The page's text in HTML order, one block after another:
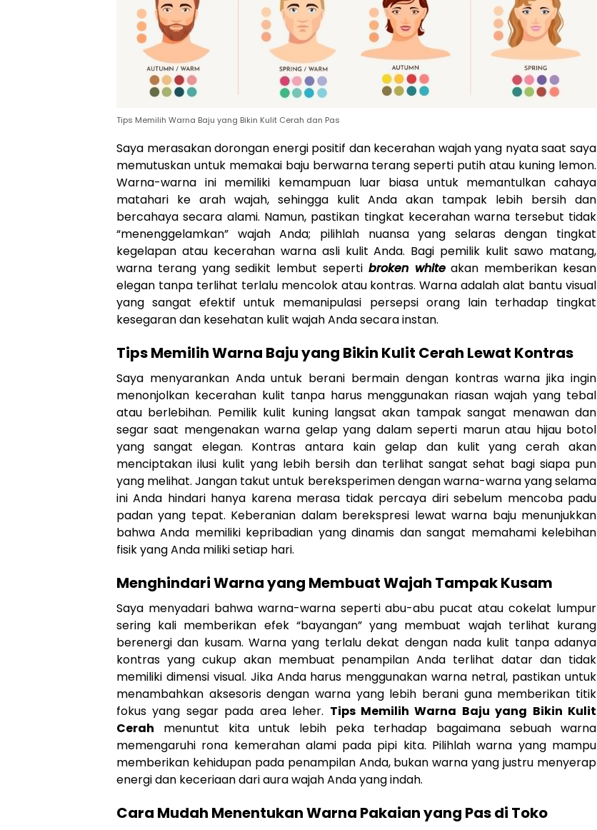
Tips Memilih Warna Baju yang Bikin Kulit Cerah dan Pas
Saya merasakan dorongan energi positif dan kecerahan wajah yang nyata saat saya
memutuskan untuk memakai baju berwarna terang seperti putih atau kuning lemon.
Warna-warna ini memiliki kemampuan luar biasa untuk memantulkan cahaya
matahari ke arah wajah, sehingga kulit Anda akan tampak lebih bersih dan
bercahaya secara alami. Namun, pastikan tingkat kecerahan warna tersebut tidak
“menenggelamkan” wajah Anda; pilihlah nuansa yang selaras dengan tingkat
kegelapan atau kecerahan warna asli kulit Anda. Bagi pemilik kulit sawo matang,
warna terang yang sedikit lembut seperti broken whiteakan memberikan kesan
elegan tanpa terlihat terlalu mencolok atau kontras. Warna adalah alat bantu visual
yang sangat efektif untuk memanipulasi persepsi orang lain terhadap tingkat
kesegaran dan kesehatan kulit wajah Anda secara instan.
Tips Memilih Warna Baju yang Bikin Kulit Cerah Lewat Kontras
Saya menyarankan Anda untuk berani bermain dengan kontras warna jika ingin
menonjolkan kecerahan kulit tanpa harus menggunakan riasan wajah yang tebal
atau berlebihan. Pemilik kulit kuning langsat akan tampak sangat menawan dan
segar saat mengenakan warna gelap yang dalam seperti marun atau hijau botol
yang sangat elegan. Kontras antara kain gelap dan kulit yang cerah akan
menciptakan ilusi kulit yang lebih bersih dan terlihat sangat sehat bagi siapa pun
yang melihat. Jangan takut untuk bereksperimen dengan warna-warna yang selama
ini Anda hindari hanya karena merasa tidak percaya diri sebelum mencoba padu
padan yang tepat. Keberanian dalam berekspresi lewat warna baju menunjukkan
bahwa Anda memiliki kepribadian yang dinamis dan sangat memahami kelebihan
fisik yang Anda miliki setiap hari.
Menghindari Warna yang Membuat Wajah Tampak Kusam
Saya menyadari bahwa warna-warna seperti abu-abu pucat atau cokelat lumpur
sering kali memberikan efek “bayangan” yang membuat wajah terlihat kurang
berenergi dan kusam. Warna yang terlalu dekat dengan nada kulit tanpa adanya
kontras yang cukup akan membuat penampilan Anda terlihat datar dan tidak
memiliki dimensi visual. Jika Anda harus menggunakan warna netral, pastikan untuk
menambahkan aksesoris dengan warna yang lebih berani guna memberikan titik
fokus yang segar pada area leher. Tips Memilih Warna Baju yang Bikin Kulit
Cerah menuntut kita untuk lebih peka terhadap bagaimana sebuah warna
memengaruhi rona kemerahan alami pada pipi kita. Pilihlah warna yang mampu
memberikan kehidupan pada penampilan Anda, bukan warna yang justru menyerap
energi dan keceriaan dari aura wajah Anda yang indah.
Cara Mudah Menentukan Warna Pakaian yang Pas di Toko